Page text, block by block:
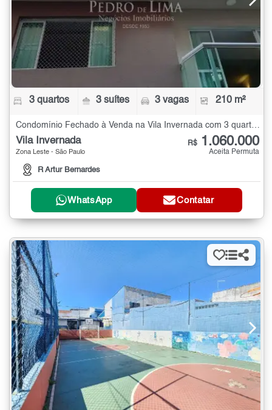
3 quartos 3 suítes 3 vagas 210 m²
Condomínio Fechado à Venda na Vila Invernada com 3 quartos - 210 m²
Vila Invernada
Zona Leste - São Paulo
R Artur Bernardes
R$ 1.060.000
Aceita Permuta
WhatsApp Contatar